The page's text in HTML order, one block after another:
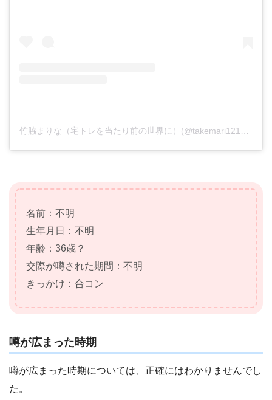
名前：不明
生年月日：不明
年齢：36歳？
交際が噂された期間：不明
きっかけ：合コン
噂が広まった時期
噂が広まった時期については、正確にはわかりませんでし
た。